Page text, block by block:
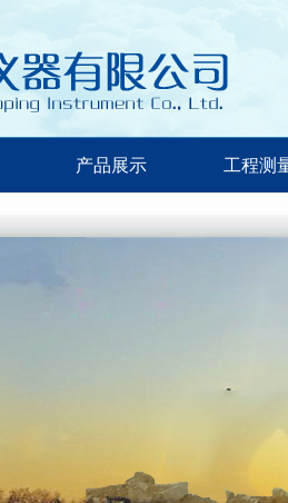
产品展示 工程测